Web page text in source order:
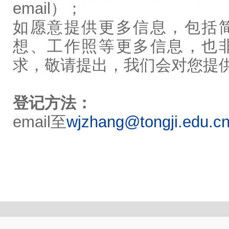
email）；
如愿意提供更多信息，包括
想、工作照等更多信息，也
求，敬请提出，我们会对您提
登记方法：
email至